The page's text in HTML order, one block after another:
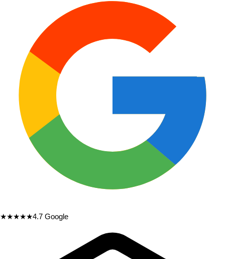
★★★★★4.7 Google